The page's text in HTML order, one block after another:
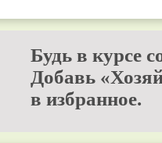
Будь в курсе
Добавь
в избранное.